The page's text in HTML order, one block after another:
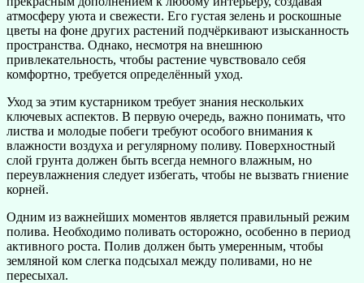
атмосферу уюта и свежести. Его густая зелень и роскошные
цветы на фоне других растений подчёркивают изысканность
пространства. Однако, несмотря на внешнюю
привлекательность, чтобы растение чувствовало себя
комфортно, требуется определённый уход.
Уход за этим кустарником требует знания нескольких
ключевых аспектов. В первую очередь, важно понимать, что
листва и молодые побеги требуют особого внимания к
влажности воздуха и регулярному поливу. Поверхностный
слой грунта должен быть всегда немного влажным, но
переувлажнения следует избегать, чтобы не вызвать гниение
корней.
Одним из важнейших моментов является правильный режим
полива. Необходимо поливать осторожно, особенно в период
активного роста. Полив должен быть умеренным, чтобы
земляной ком слегка подсыхал между поливами, но не
пересыхал.